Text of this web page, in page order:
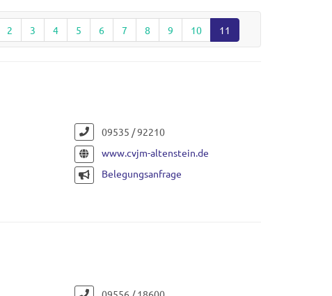
2 3 4 5 6 7 8 9 10 11
09535 / 92210
www.cvjm-altenstein.de
Belegungsanfrage